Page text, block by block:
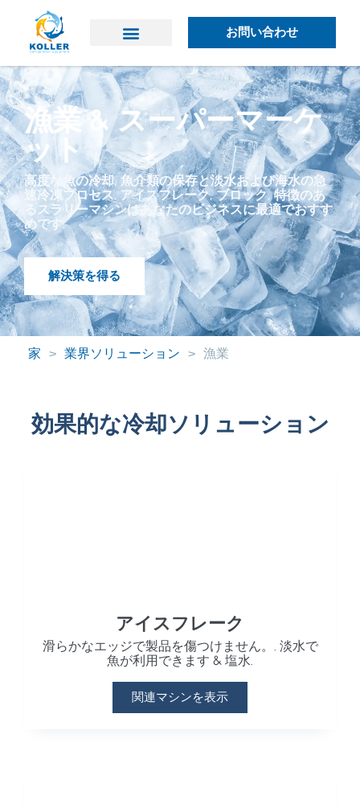
お問い合わせ
漁業 & スーパーマーケ
ット
高度な魚の冷却, 魚介類の保存と淡水および海水の急
速冷凍プロセス. アイスフレーク, ブロック, 特徴のあ
るスラリーマシンはあなたのビジネスに最適でおすす
めです.
解決策を得る
家 > 業界ソリューション > 漁業
効果的な冷却ソリューション
アイスフレーク
滑らかなエッジで製品を傷つけません。. 淡水で
魚が利用できます & 塩水.
関連マシンを表示